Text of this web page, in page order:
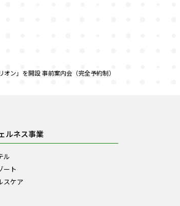
」を開設 事前案内会（完全予約制）
ルネス事業
ル
ート
スケア